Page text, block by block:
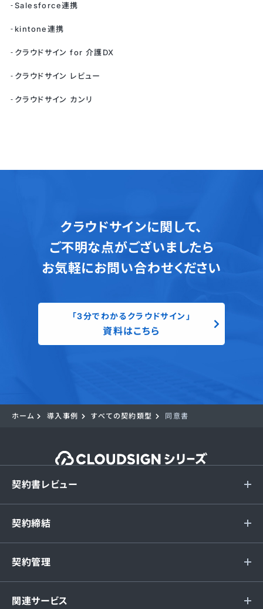
Salesforce連携
kintone連携
クラウドサイン for 介護DX
クラウドサイン レビュー
クラウドサイン カンリ
クラウドサインに関して、
ご不明な点がございましたら
お気軽にお問い合わせください
「3分でわかるクラウドサイン」
資料はこちら
ホーム 導入事例 すべての契約類型 同意書
契約書レビュー
契約締結
契約管理
関連サービス